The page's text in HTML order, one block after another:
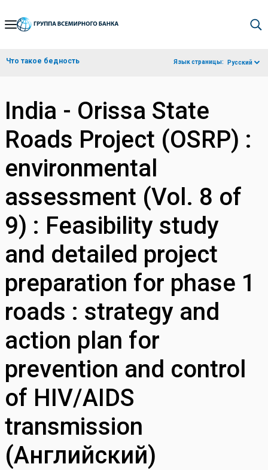
Skip
Navigation
Что такое бедность Язык страницы: Русский
India - Orissa State
Roads Project (OSRP) :
environmental
assessment (Vol. 8 of
9) : Feasibility study
and detailed project
preparation for phase 1
roads : strategy and
action plan for
prevention and control
of HIV/AIDS
transmission
(Английский)